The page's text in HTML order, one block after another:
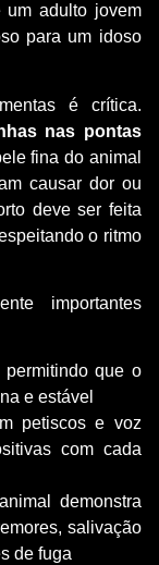
um adulto jovem
para um idoso
é crítica.
nas pontas
fina do animal
causar dor ou
deve ser feita
o ritmo
importantes
permitindo que o
e estável
petiscos e voz
com cada
demonstra
salivação
de fuga